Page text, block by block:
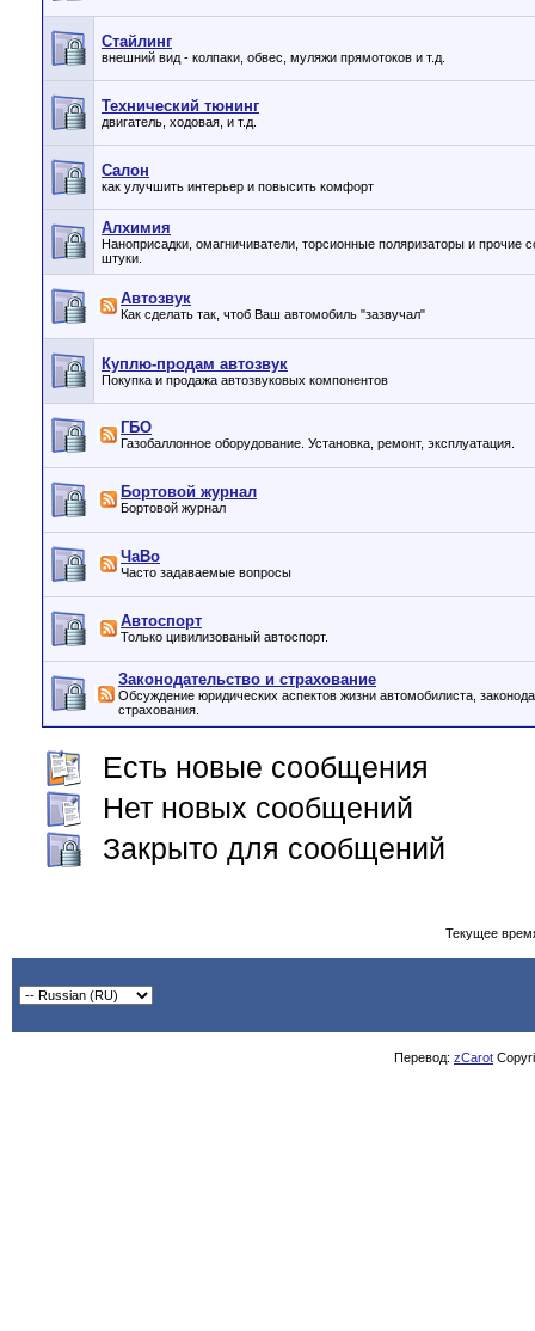
Стайлинг
внешний вид - колпаки, обвес, муляжи прямотоков и т.д.
Технический тюнинг
двигатель, ходовая, и т.д.
Салон
как улучшить интерьер и повысить комфорт
Алхимия
Наноприсадки, омагничиватели, торсионные поляризаторы и прочие
штуки.
Автозвук
Как сделать так, чтоб Ваш автомобиль "зазвучал"
Куплю-продам автозвук
Покупка и продажа автозвуковых компонентов
ГБО
Газобаллонное оборудование. Установка, ремонт, эксплуатация.
Бортовой журнал
Бортовой журнал
ЧаВо
Часто задаваемые вопросы
Автоспорт
Только цивилизованый автоспорт.
Законодательство и страхование
Обсуждение юридических аспектов жизни автомобилиста,
страхования.
Есть новые сообщения
Нет новых сообщений
Закрыто для сообщений
Текущее
Перевод: zCarot